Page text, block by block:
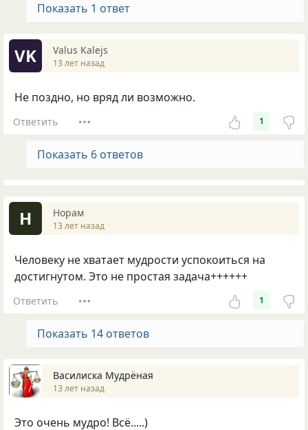
Показать 1 ответ
VK Valus Kalejs
13 лет назад
Не поздно, но вряд ли возможно.
Ответить 1
Показать 6 ответов
Н Норам
13 лет назад
Человеку не хватает мудрости успокоиться на
достигнутом. Это не простая задача++++++
Ответить 1
Показать 14 ответов
Василиска Мудрёная
13 лет назад
Это очень мудро! Всё.....)